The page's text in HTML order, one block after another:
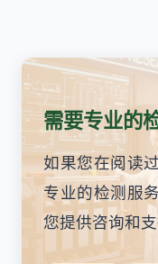
需要专业的
如果您在阅读
专业的检测服
您提供咨询和支